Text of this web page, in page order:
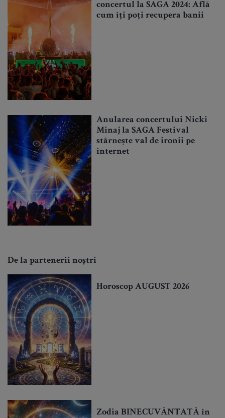
concertul la SAGA 2024: Află
cum îți poți recupera banii
Anularea concertului Nicki
Minaj la SAGA Festival
stârnește val de ironii pe
internet
De la partenerii noștri
Horoscop AUGUST 2026
Zodia BINECUVÂNTATĂ în